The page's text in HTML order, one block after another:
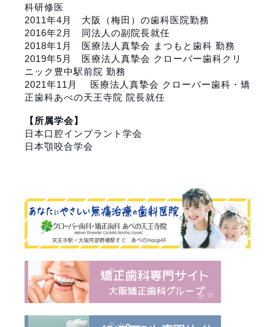
科研修医
2011年4月 大阪（梅田）の歯科医院勤務
2016年2月 同法人の副院長就任
2018年1月 医療法人真摯会 まつもと歯科 勤務
2019年5月 医療法人真摯会 クローバー歯科クリ
ニック豊中駅前院 勤務
2021年11月 医療法人真摯会 クローバー歯科・矯
正歯科あべの天王寺院 院長就任
【所属学会】
日本口腔インプラント学会
日本顎咬合学会